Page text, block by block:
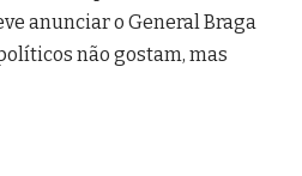
anunciar o General Braga
não gostam, mas